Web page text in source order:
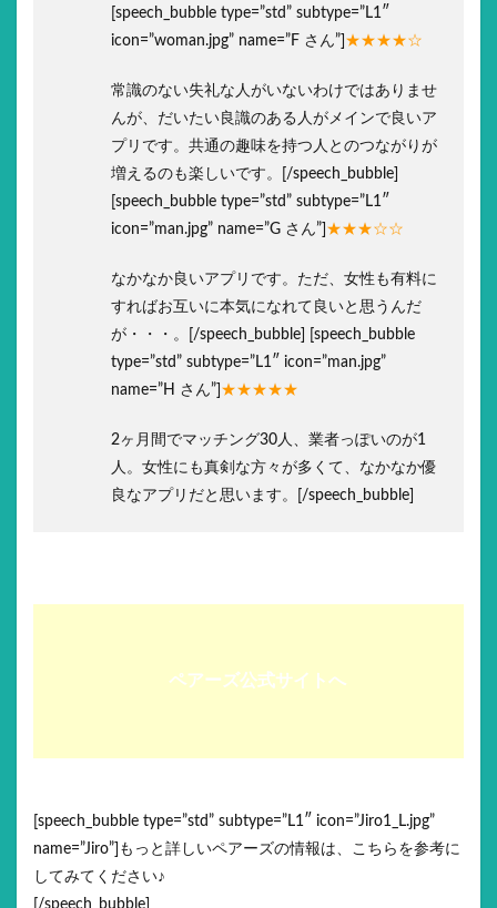
[speech_bubble type=”std” subtype=”L1″
icon=”woman.jpg” name=”F さん”] ★★★★☆
常識のない失礼な人がいないわけではありませ
んが、だいたい良識のある人がメインで良いア
プリです。共通の趣味を持つ人とのつながりが
増えるのも楽しいです。[/speech_bubble]
[speech_bubble type=”std” subtype=”L1″
icon=”man.jpg” name=”G さん”] ★★★☆☆
なかなか良いアプリです。ただ、女性も有料に
すればお互いに本気になれて良いと思うんだ
が・・・。[/speech_bubble] [speech_bubble
type=”std” subtype=”L1″ icon=”man.jpg”
name=”H さん”] ★★★★★
2ヶ月間でマッチング30人、業者っぽいのが1
人。女性にも真剣な方々が多くて、なかなか優
良なアプリだと思います。[/speech_bubble]
ペアーズ公式サイトへ
[speech_bubble type=”std” subtype=”L1″ icon=”Jiro1_L.jpg”
name=”Jiro”]もっと詳しいペアーズの情報は、こちらを参考に
してみてください♪
[/speech_bubble]